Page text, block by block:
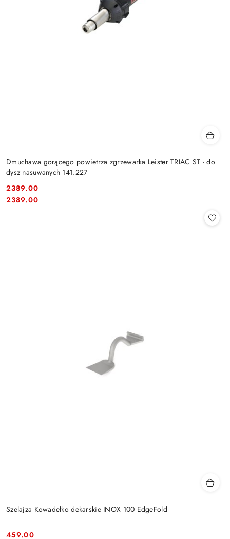
Dmuchawa gorącego powietrza zgrzewarka Leister TRIAC ST - do
dysz nasuwanych 141.227
Cena:
2389.00
Cena:
2389.00
Szelajza Kowadełko dekarskie INOX 100 EdgeFold
459.00